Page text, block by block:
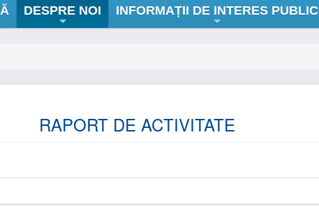
DESPRE NOI INFORMAȚII DE INTERES PUBLIC
RAPORT DE ACTIVITATE